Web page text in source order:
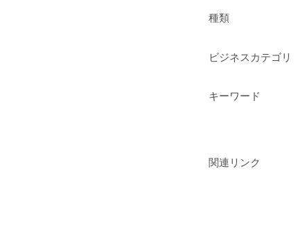
種類
ビジネスカテゴリ
キーワード
関連リンク